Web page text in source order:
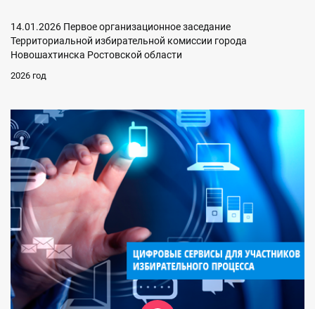
14.01.2026 Первое организационное заседание
Территориальной избирательной комиссии города
Новошахтинска Ростовской области
2026 год